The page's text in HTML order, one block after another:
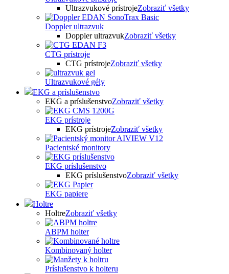
Ultrazvukové prístrojeZobraziť všetky
Doppler ultrazvuk
Doppler ultrazvukZobraziť všetky
CTG prístroje
CTG prístrojeZobraziť všetky
Ultrazvukové gély
EKG a príslušenstvo
EKG a príslušenstvoZobraziť všetky
EKG prístroje
EKG prístrojeZobraziť všetky
Pacientské monitory
EKG príslušenstvo
EKG príslušenstvoZobraziť všetky
EKG papiere
Holtre
HoltreZobraziť všetky
ABPM holter
Kombinovaný holter
Príslušenstvo k holteru